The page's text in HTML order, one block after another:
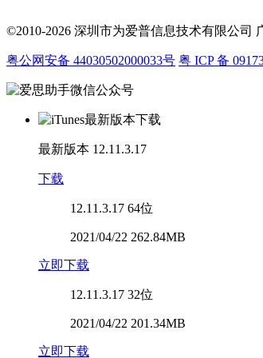
©2010-2026 深圳市为爱普信息技术有限公司
粤公网安备 44030502000033号 粤 ICP 备
最新版本 12.11.3.17
下载
12.11.3.17 64位
2021/04/22 262.84MB
立即下载
12.11.3.17 32位
2021/04/22 201.34MB
立即下载